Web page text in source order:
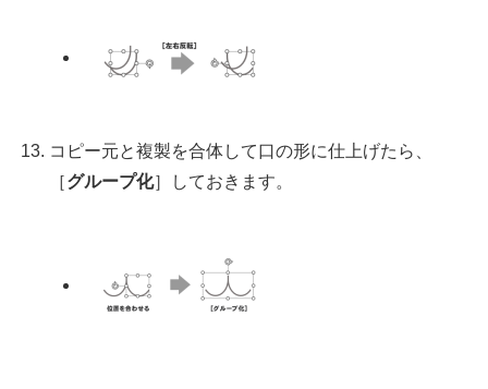
コピー元と複製を合体して口の形に仕上げたら、
［グループ化］しておきます。